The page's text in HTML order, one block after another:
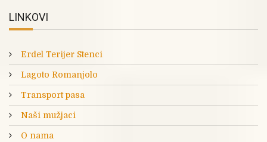
LINKOVI
Erdel Terijer Stenci
Lagoto Romanjolo
Transport pasa
Naši mužjaci
O nama